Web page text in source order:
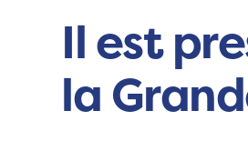
Il est
la